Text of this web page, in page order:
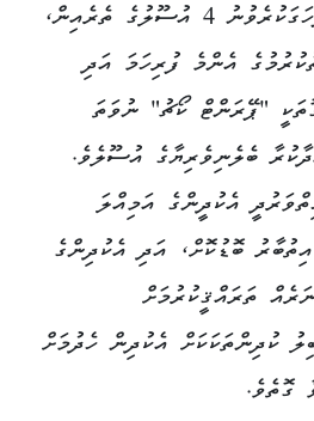
އެހެންކަމުން، މިފާހަގަކުރެވުނު 4 އުސޫލުގެ ތެރެއިން،
އެންމެ ފުރިހަމަ އަދި
"ޕޭރަންޓް ކޯޗު" ނުވަތަ
ބެލެނިވެރިޔާގެ އުސޫލެވެ.
އެކުދީންގެ އަމިއްލަ
ބޮޑުކޮށް، އަދި އެކުދިންގެ
ތަރައްޤީކުރުމަށް
ކުދިންތަކަކަށް އެކުދިން ހެދުމަށް
ގޮތެވެ.